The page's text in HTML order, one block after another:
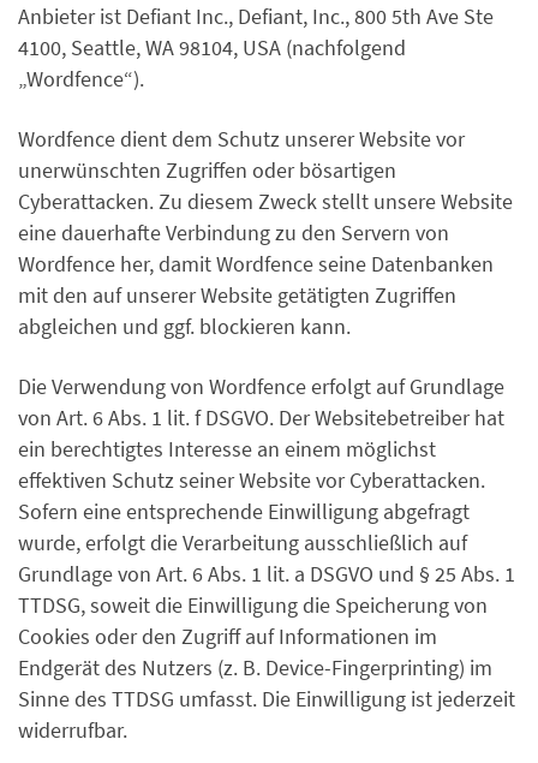
Anbieter ist Defiant Inc., Defiant, Inc., 800 5th Ave Ste
4100, Seattle, WA 98104, USA (nachfolgend
„Wordfence“).
Wordfence dient dem Schutz unserer Website vor
unerwünschten Zugriffen oder bösartigen
Cyberattacken. Zu diesem Zweck stellt unsere Website
eine dauerhafte Verbindung zu den Servern von
Wordfence her, damit Wordfence seine Datenbanken
mit den auf unserer Website getätigten Zugriffen
abgleichen und ggf. blockieren kann.
Die Verwendung von Wordfence erfolgt auf Grundlage
von Art. 6 Abs. 1 lit. f DSGVO. Der Websitebetreiber hat
ein berechtigtes Interesse an einem möglichst
effektiven Schutz seiner Website vor Cyberattacken.
Sofern eine entsprechende Einwilligung abgefragt
wurde, erfolgt die Verarbeitung ausschließlich auf
Grundlage von Art. 6 Abs. 1 lit. a DSGVO und § 25 Abs. 1
TTDSG, soweit die Einwilligung die Speicherung von
Cookies oder den Zugriff auf Informationen im
Endgerät des Nutzers (z. B. Device-Fingerprinting) im
Sinne des TTDSG umfasst. Die Einwilligung ist jederzeit
widerrufbar.